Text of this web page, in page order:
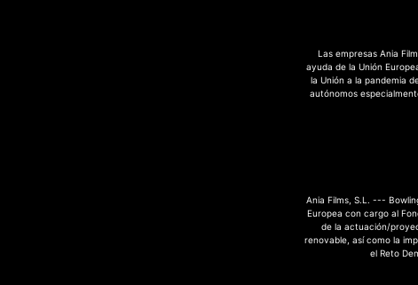
Las empresas Ania
ayuda de la Unión
la Unión a la pandemia
autónomos
Ania Films, S.L. ---
Europea con cargo al
de la actuación/
renovable, así como la
el Reto